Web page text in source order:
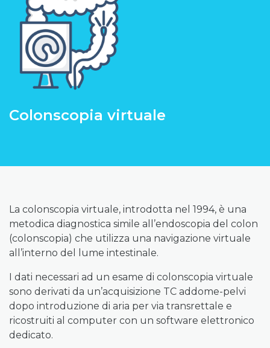
Colonscopia virtuale
La colonscopia virtuale, introdotta nel 1994, è una
metodica diagnostica simile all’endoscopia del colon
(colonscopia) che utilizza una navigazione virtuale
all’interno del lume intestinale.
I dati necessari ad un esame di colonscopia virtuale
sono derivati da un’acquisizione TC addome-pelvi
dopo introduzione di aria per via transrettale e
ricostruiti al computer con un software elettronico
dedicato.